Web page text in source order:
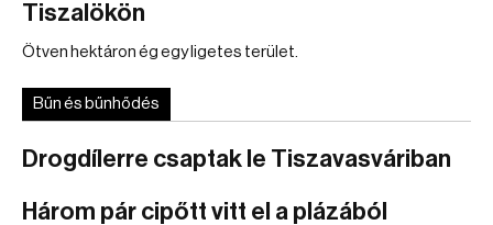
Tiszalökön
Ötven hektáron ég egy ligetes terület.
Bűn és bűnhődés
Drogdílerre csaptak le Tiszavasváriban
Három pár cipőtt vitt el a plázából